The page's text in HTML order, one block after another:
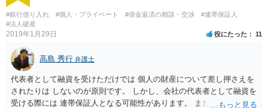
#銀行借り入れ #個人・プライベート #借金返済の相談・交渉
#連帯保証人
#法人破産
2019年1月29日 役にたった 11
高島 秀行 弁護士
代表者として融資を受けただけでは 個人の財産について差し押さえを
されたりは しないのが原則です。 しかし、会社の代表者として融資を
受ける際には 連帯保証人となる可能性があります。 また、返済が厳し